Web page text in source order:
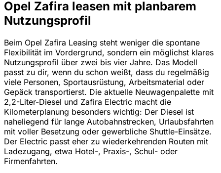
Opel Zafira leasen mit planbarem
Nutzungsprofil
Beim Opel Zafira Leasing steht weniger die spontane
Flexibilität im Vordergrund, sondern ein möglichst klares
Nutzungsprofil über zwei bis vier Jahre. Das Modell
passt zu dir, wenn du schon weißt, dass du regelmäßig
viele Personen, Sportausrüstung, Arbeitsmaterial oder
Gepäck transportierst. Die aktuelle Neuwagenpalette mit
2,2-Liter-Diesel und Zafira Electric macht die
Kilometerplanung besonders wichtig: Der Diesel ist
naheliegend für lange Autobahnstrecken, Urlaubsfahrten
mit voller Besetzung oder gewerbliche Shuttle-Einsätze.
Der Electric passt eher zu wiederkehrenden Routen mit
Ladezugang, etwa Hotel-, Praxis-, Schul- oder
Firmenfahrten.